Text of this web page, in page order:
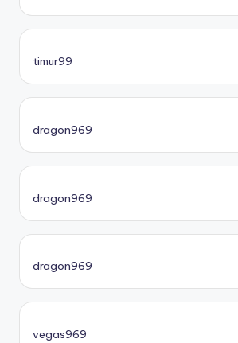
timur99
dragon969
dragon969
dragon969
vegas969